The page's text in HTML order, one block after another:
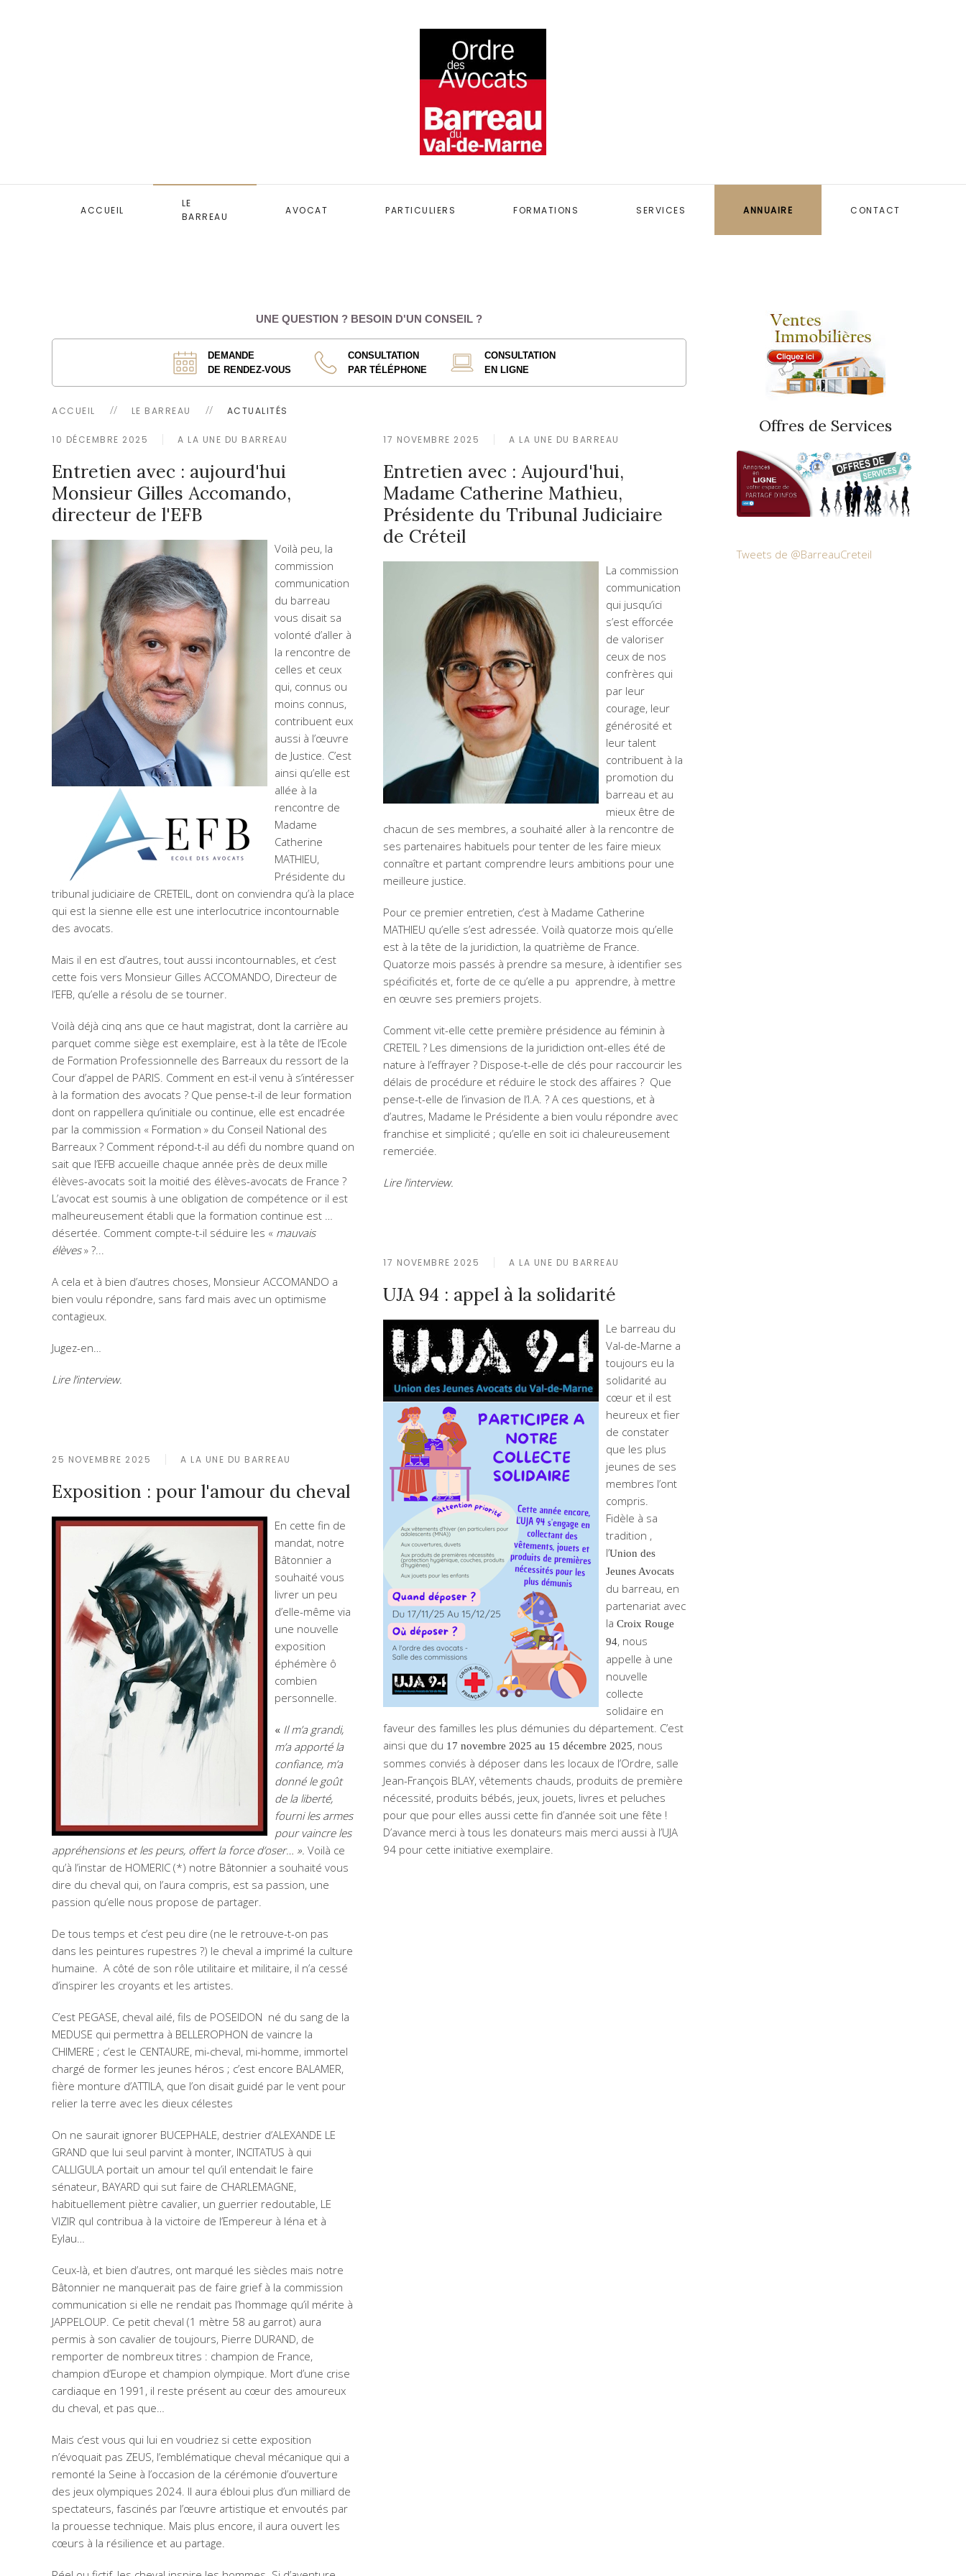
ACCUEIL
LE
BARREAU
AVOCAT PARTICULIERS FORMATIONS SERVICES ANNUAIRE CONTACT
UNE QUESTION ? BESOIN D'UN CONSEIL ?
DEMANDE
DE RENDEZ-VOUS
CONSULTATION
PAR TÉLÉPHONE
CONSULTATION
EN LIGNE
ACCUEIL LE BARREAU ACTUALITÉS
10 DÉCEMBRE 2025 A LA UNE DU BARREAU
Entretien avec : aujourd'hui
Monsieur Gilles Accomando,
directeur de l'EFB
Voilà peu, la
commission
communication
du barreau
vous disait sa
volonté d’aller à
la rencontre de
celles et ceux
qui, connus ou
moins connus,
contribuent eux
aussi à l’œuvre
de Justice. C’est
ainsi qu’elle est
allée à la
rencontre de
Madame
Catherine
MATHIEU,
Présidente du
tribunal judiciaire de CRETEIL, dont on conviendra qu’à la place
qui est la sienne elle est une interlocutrice incontournable
des avocats.
Mais il en est d’autres, tout aussi incontournables, et c’est
cette fois vers Monsieur Gilles ACCOMANDO, Directeur de
l’EFB, qu’elle a résolu de se tourner.
Voilà déjà cinq ans que ce haut magistrat, dont la carrière au
parquet comme siège est exemplaire, est à la tête de l’Ecole
de Formation Professionnelle des Barreaux du ressort de la
Cour d’appel de PARIS. Comment en est-il venu à s’intéresser
à la formation des avocats ? Que pense-t-il de leur formation
dont on rappellera qu’initiale ou continue, elle est encadrée
par la commission « Formation » du Conseil National des
Barreaux ? Comment répond-t-il au défi du nombre quand on
sait que l’EFB accueille chaque année près de deux mille
élèves-avocats soit la moitié des élèves-avocats de France ?
L’avocat est soumis à une obligation de compétence or il est
malheureusement établi que la formation continue est …
désertée. Comment compte-t-il séduire les « mauvais
élèves» ?...
A cela et à bien d’autres choses, Monsieur ACCOMANDO a
bien voulu répondre, sans fard mais avec un optimisme
contagieux.
Jugez-en…
Lire l’interview.
25 NOVEMBRE 2025 A LA UNE DU BARREAU
Exposition : pour l'amour du cheval
En cette fin de
mandat, notre
Bâtonnier a
souhaité vous
livrer un peu
d’elle-même via
une nouvelle
exposition
éphémère ô
combien
personnelle.
« Il m’a grandi,
m’a apporté la
confiance, m’a
donné le goût
de la liberté,
fourni les armes
pour vaincre les
appréhensions et les peurs, offert la force d’oser… ». Voilà ce
qu’à l’instar de HOMERIC (*) notre Bâtonnier a souhaité vous
dire du cheval qui, on l’aura compris, est sa passion, une
passion qu’elle nous propose de partager.
De tous temps et c’est peu dire (ne le retrouve-t-on pas
dans les peintures rupestres ?) le cheval a imprimé la culture
humaine. A côté de son rôle utilitaire et militaire, il n’a cessé
d’inspirer les croyants et les artistes.
C’est PEGASE, cheval ailé, fils de POSEIDON né du sang de la
MEDUSE qui permettra à BELLEROPHON de vaincre la
CHIMERE ; c’est le CENTAURE, mi-cheval, mi-homme, immortel
chargé de former les jeunes héros ; c’est encore BALAMER,
fière monture d’ATTILA, que l’on disait guidé par le vent pour
relier la terre avec les dieux célestes
On ne saurait ignorer BUCEPHALE, destrier d’ALEXANDE LE
GRAND que lui seul parvint à monter, INCITATUS à qui
CALLIGULA portait un amour tel qu’il entendait le faire
sénateur, BAYARD qui sut faire de CHARLEMAGNE,
habituellement piètre cavalier, un guerrier redoutable, LE
VIZIR quI contribua à la victoire de l’Empereur à Iéna et à
Eylau…
Ceux-là, et bien d’autres, ont marqué les siècles mais notre
Bâtonnier ne manquerait pas de faire grief à la commission
communication si elle ne rendait pas l’hommage qu’il mérite à
JAPPELOUP. Ce petit cheval (1 mètre 58 au garrot) aura
permis à son cavalier de toujours, Pierre DURAND, de
remporter de nombreux titres : champion de France,
champion d’Europe et champion olympique. Mort d’une crise
cardiaque en 1991, il reste présent au cœur des amoureux
du cheval, et pas que…
Mais c’est vous qui lui en voudriez si cette exposition
n’évoquait pas ZEUS, l’emblématique cheval mécanique qui a
remonté la Seine à l’occasion de la cérémonie d’ouverture
des jeux olympiques 2024. Il aura ébloui plus d’un milliard de
spectateurs, fascinés par l’œuvre artistique et envoutés par
la prouesse technique. Mais plus encore, il aura ouvert les
cœurs à la résilience et au partage.
17 NOVEMBRE 2025 A LA UNE DU BARREAU
Entretien avec : Aujourd'hui,
Madame Catherine Mathieu,
Présidente du Tribunal Judiciaire
de Créteil
La commission
communication
qui jusqu’ici
s’est efforcée
de valoriser
ceux de nos
confrères qui
par leur
courage, leur
générosité et
leur talent
contribuent à la
promotion du
barreau et au
mieux être de
chacun de ses membres, a souhaité aller à la rencontre de
ses partenaires habituels pour tenter de les faire mieux
connaître et partant comprendre leurs ambitions pour une
meilleure justice.
Pour ce premier entretien, c’est à Madame Catherine
MATHIEU qu’elle s’est adressée. Voilà quatorze mois qu’elle
est à la tête de la juridiction, la quatrième de France.
Quatorze mois passés à prendre sa mesure, à identifier ses
spécificités et, forte de ce qu’elle a pu apprendre, à mettre
en œuvre ses premiers projets.
Comment vit-elle cette première présidence au féminin à
CRETEIL ? Les dimensions de la juridiction ont-elles été de
nature à l’effrayer ? Dispose-t-elle de clés pour raccourcir les
délais de procédure et réduire le stock des affaires ? Que
pense-t-elle de l’invasion de l’I.A. ? A ces questions, et à
d’autres, Madame le Présidente a bien voulu répondre avec
franchise et simplicité ; qu’elle en soit ici chaleureusement
remerciée.
Lire l’interview.
17 NOVEMBRE 2025 A LA UNE DU BARREAU
UJA 94 : appel à la solidarité
Le barreau du
Val-de-Marne a
toujours eu la
solidarité au
cœur et il est
heureux et fier
de constater
que les plus
jeunes de ses
membres l’ont
compris.
Fidèle à sa
tradition ,
l’Union des
Jeunes Avocats
du barreau, en
partenariat avec
laCroix Rouge
94, nous
appelle à une
nouvelle
collecte
solidaire en
faveur des familles les plus démunies du département. C’est
ainsi que du 17 novembre 2025 au 15 décembre 2025, nous
sommes conviés à déposer dans les locaux de l’Ordre, salle
Jean-François BLAY, vêtements chauds, produits de première
nécessité, produits bébés, jeux, jouets, livres et peluches
pour que pour elles aussi cette fin d’année soit une fête !
D’avance merci à tous les donateurs mais merci aussi à l’UJA
94 pour cette initiative exemplaire.
Offres de Services
Tweets de @BarreauCreteil